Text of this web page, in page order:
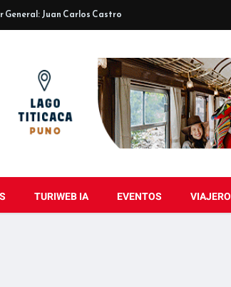
General: Juan Carlos Castro
TURIWEB IA EVENTOS VIAJERO